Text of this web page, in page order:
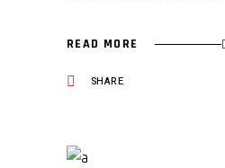
READ MORE
SHARE